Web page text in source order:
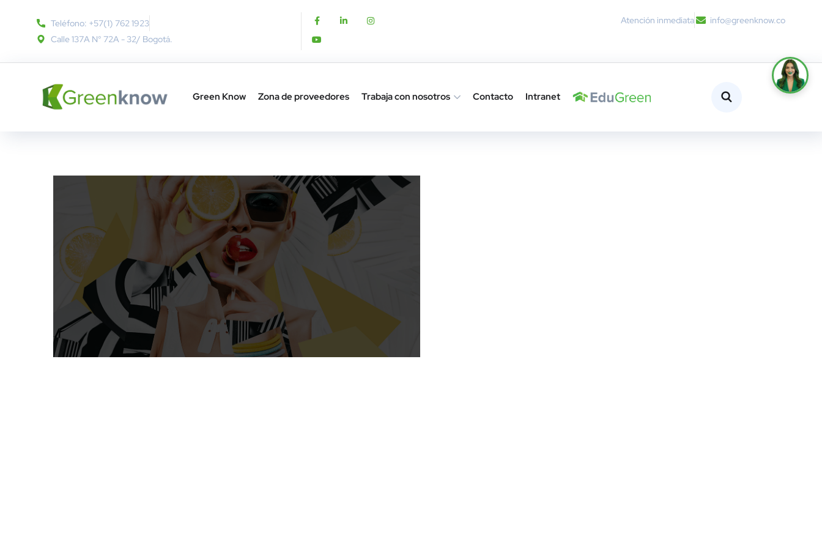
Teléfono: +57(1) 762 1923
Calle 137A N° 72A - 32​/ Bogotá.
Atención inmediata info@greenknow.co
Green Know Zona de proveedores Trabaja con nosotros Contacto Intranet